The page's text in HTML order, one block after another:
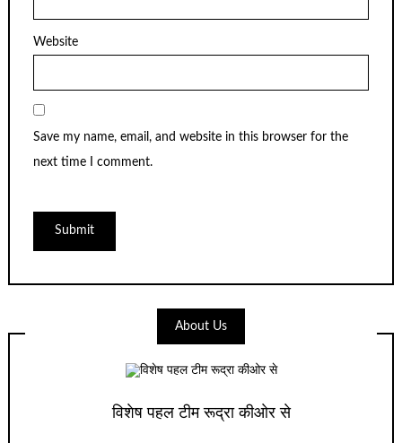
Website
Save my name, email, and website in this browser for the
next time I comment.
About Us
विशेष पहल टीम रूद्रा कीओर से